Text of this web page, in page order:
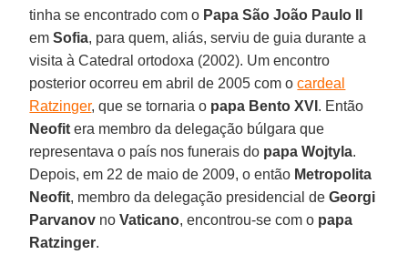
tinha se encontrado com o Papa São João Paulo II
emSofia, para quem, aliás, serviu de guia durante a
visita à Catedral ortodoxa (2002). Um encontro
posterior ocorreu em abril de 2005 com ocardeal
Ratzinger, que se tornaria o papa Bento XVI . Então
Neofit era membro da delegação búlgara que
representava o país nos funerais do papa Wojtyla.
Depois, em 22 de maio de 2009, o então Metropolita
Neofit, membro da delegação presidencial deGeorgi
Parvanov noVaticano, encontrou-se com o papa
Ratzinger.